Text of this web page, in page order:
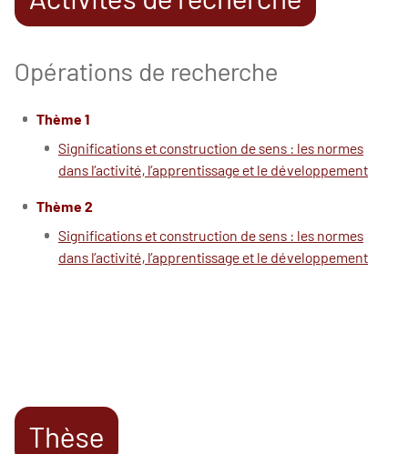
Opérations de recherche
Thème 1
Significations et construction de sens : les normes
dans l’activité, l’apprentissage et le développement
Thème 2
Significations et construction de sens : les normes
dans l’activité, l’apprentissage et le développement
Thèse